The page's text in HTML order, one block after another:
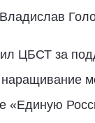
ЦБСТ за
наращивание
«Единую